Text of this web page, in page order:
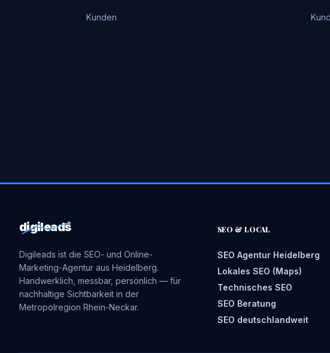
Kunden
digileads
Digileads ist die SEO- und Online-
Marketing-Agentur aus Heidelberg.
Handwerklich, messbar, persönlich — für
nachhaltige Sichtbarkeit in der
Metropolregion Rhein-Neckar.
SEO & LOCAL
SEO Agentur Heidelberg
Lokales SEO (Maps)
Technisches SEO
SEO Beratung
SEO deutschlandweit